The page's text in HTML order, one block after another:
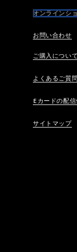
オンラインシ
お問い合わせ
ご購入について
よくあるご質問
Eカードの配信
サイトマップ